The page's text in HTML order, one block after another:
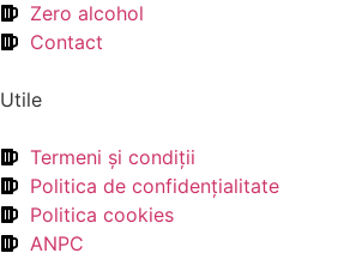
Zero alcohol
Contact
Utile
Termeni şi condiţii
Politica de confidenţialitate
Politica cookies
ANPC